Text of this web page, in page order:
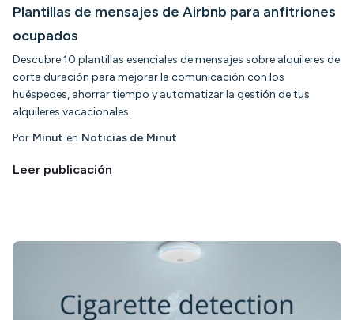
Plantillas de mensajes de Airbnb para anfitriones
ocupados
Descubre 10 plantillas esenciales de mensajes sobre alquileres de
corta duración para mejorar la comunicación con los
huéspedes, ahorrar tiempo y automatizar la gestión de tus
alquileres vacacionales.
Por Minut en Noticias de Minut
Leer publicación